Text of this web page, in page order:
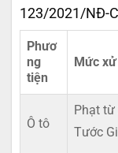
123/2021/NĐ-
Phươ
ng
tiện
Mức
Ô tô
Phạt từ
Tước